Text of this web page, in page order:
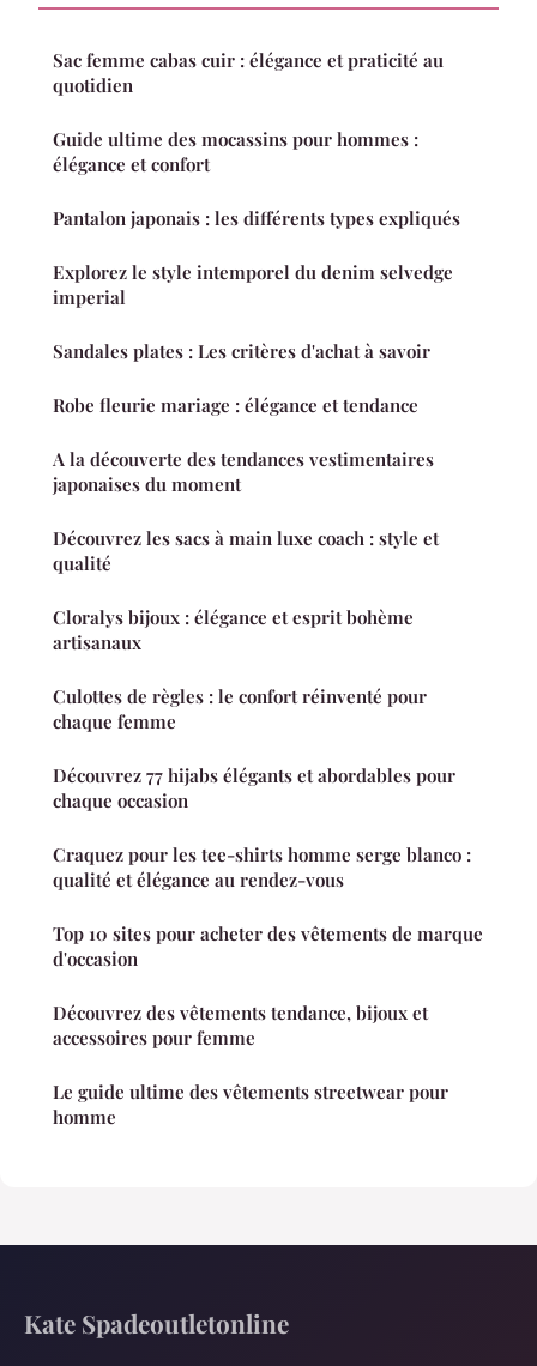
Sac femme cabas cuir : élégance et praticité au
quotidien
Guide ultime des mocassins pour hommes :
élégance et confort
Pantalon japonais : les différents types expliqués
Explorez le style intemporel du denim selvedge
imperial
Sandales plates : Les critères d'achat à savoir
Robe fleurie mariage : élégance et tendance
A la découverte des tendances vestimentaires
japonaises du moment
Découvrez les sacs à main luxe coach : style et
qualité
Cloralys bijoux : élégance et esprit bohème
artisanaux
Culottes de règles : le confort réinventé pour
chaque femme
Découvrez 77 hijabs élégants et abordables pour
chaque occasion
Craquez pour les tee-shirts homme serge blanco :
qualité et élégance au rendez-vous
Top 10 sites pour acheter des vêtements de marque
d'occasion
Découvrez des vêtements tendance, bijoux et
accessoires pour femme
Le guide ultime des vêtements streetwear pour
homme
Kate Spadeoutletonline